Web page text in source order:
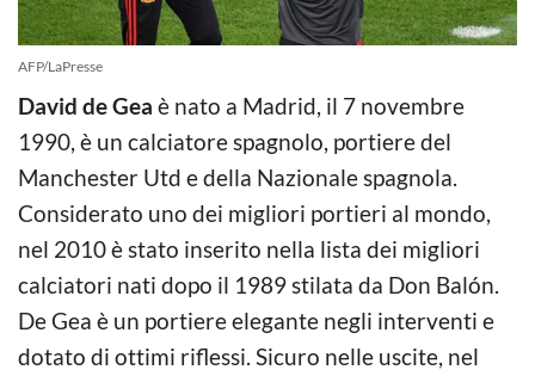
AFP/LaPresse
David de Gea è nato a Madrid, il 7 novembre
1990, è un calciatore spagnolo, portiere del
Manchester Utd e della Nazionale spagnola.
Considerato uno dei migliori portieri al mondo,
nel 2010 è stato inserito nella lista dei migliori
calciatori nati dopo il 1989 stilata da Don Balón.
De Gea è un portiere elegante negli interventi e
dotato di ottimi riflessi. Sicuro nelle uscite, nel